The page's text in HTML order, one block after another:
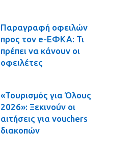
Παραγραφή οφειλών
προς τον e-ΕΦΚΑ: Τι
πρέπει να κάνουν οι
οφειλέτες
«Τουρισμός για Όλους
2026»: Ξεκινούν οι
αιτήσεις για vouchers
διακοπών